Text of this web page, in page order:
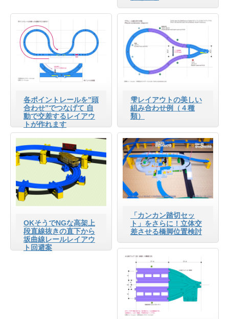
各ポイントレールを”頭
合わせ”でつなげて 自
動で交差するレイアウ
トが作れます
雫レイアウトの美しい
組み合わせ例（４種
類）
OKそうでNGな高架上
段直線抜きの直下から
坂曲線レールレイアウ
ト回避案
「カンカン踏切セッ
ト」をさらに！立体交
差させる橋脚位置検討